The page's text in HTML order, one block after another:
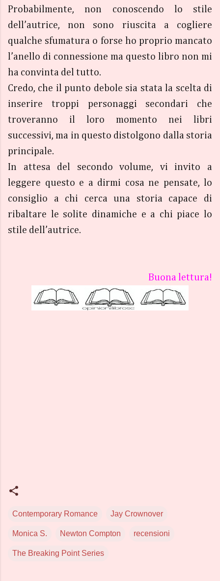
Probabilmente, non conoscendo lo stile
dell’autrice, non sono riuscita a cogliere
qualche sfumatura o forse ho proprio mancato
l’anello di connessione ma questo libro non mi
ha convinta del tutto.
Credo, che il punto debole sia stata la scelta di
inserire troppi personaggi secondari che
troveranno il loro momento nei libri
successivi, ma in questo distolgono dalla storia
principale.
In attesa del secondo volume, vi invito a
leggere questo e a dirmi cosa ne pensate, lo
consiglio a chi cerca una storia capace di
ribaltare le solite dinamiche e a chi piace lo
stile dell’autrice.
Buona lettura!
Contemporary Romance Jay Crownover
Monica S. Newton Compton recensioni
The Breaking Point Series